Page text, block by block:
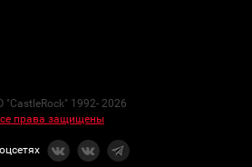
1992- 2026
права защищены